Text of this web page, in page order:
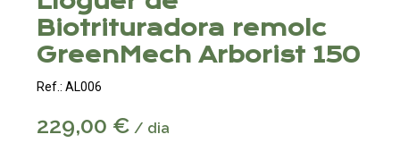
Biotrituradora remolc
GreenMech Arborist 150
Ref.: AL006
229,00 € / dia